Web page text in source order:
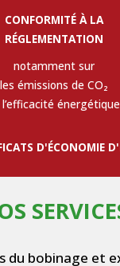
CONFORMITÉ À LA
RÉGLEMENTATION
notamment sur
les émissions de CO₂
énergétique
D'ÉCONOMIE
du bobinage et